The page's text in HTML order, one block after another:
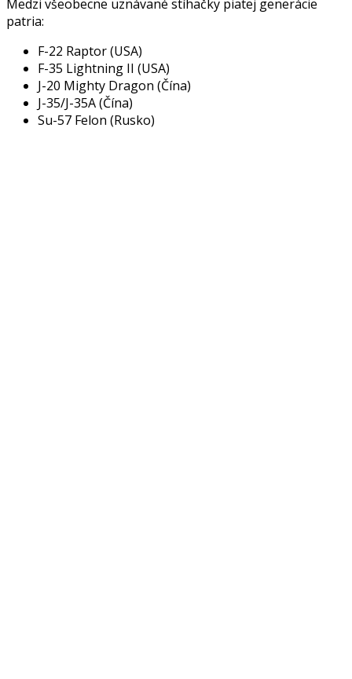
Medzi všeobecne uznávané stíhačky piatej generácie
patria:
F-22 Raptor (USA)
F-35 Lightning II (USA)
J-20 Mighty Dragon (Čína)
J-35/J-35A (Čína)
Su-57 Felon (Rusko)